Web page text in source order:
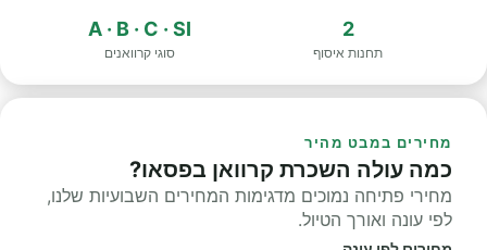
2
תחנות איסוף
A · B · C · SI
סוגי קרוואנים
מחירים במבט מהיר
כמה עולה השכרת קרוואן בפסאו?
מחירי פתיחה נמוכים מדגימות המחירים השבועיות שלנו,
לפי עונה ואורך הטיול.